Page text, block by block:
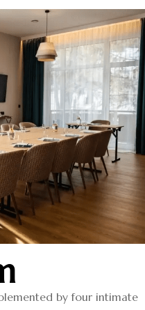
by four intimate